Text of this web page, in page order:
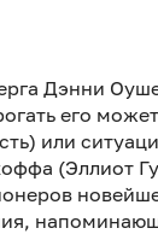
Дэнни
его
или
(Эллиот